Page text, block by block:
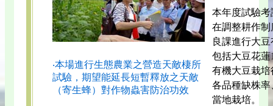
‧本場進行生態農業之營造天敵棲所
試驗，期望能延長短暫釋放之天敵
（寄生蜂）對作物蟲害防治功效
本年度試驗考
在調整耕作
良課進行大
包括大豆花
有機大豆栽
各品種缺株
當地栽培。